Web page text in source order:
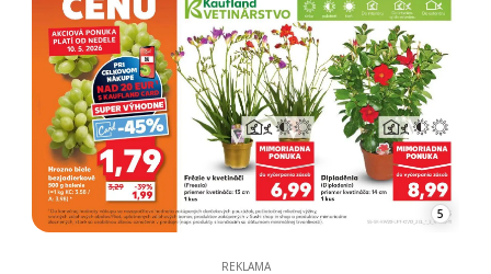
5
REKLAMA